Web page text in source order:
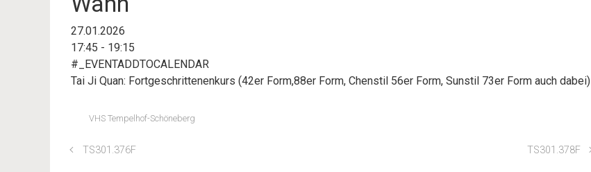
27.01.2026
17:45 - 19:15
#_EVENTADDTOCALENDAR
Tai Ji Quan: Fortgeschrittenenkurs (42er Form,88er Form, Chenstil 56er Form, Sunstil 73er Form auch dabei)
VHS Tempelhof-Schöneberg
TS301.376F TS301.378F